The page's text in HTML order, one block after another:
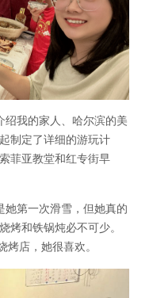
绍我的家人、哈尔滨的美
制定了详细的游玩计
菲亚教堂和红专街早
她第一次滑雪，但她真的
烤和铁锅炖必不可少。
烤店，她很喜欢。